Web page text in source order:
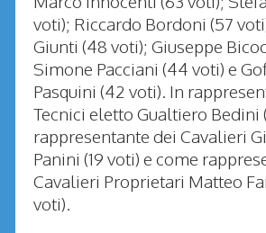
voti); Riccardo Bordoni (57
Giunti (48 voti); Giuseppe
Simone Pacciani (44 voti) e
Pasquini (42 voti). In
Tecnici eletto Gualtiero Bedini
rappresentante dei Cavalieri
Panini (19 voti) e come
Cavalieri Proprietari Matteo
voti).